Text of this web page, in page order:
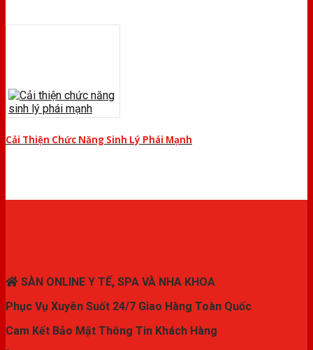
Cải Thiện Chức Năng Sinh Lý Phái Mạnh
SÀN ONLINE Y TẾ, SPA VÀ NHA KHOA
Phục Vụ Xuyên Suốt 24/7 Giao Hàng Toàn Quốc
Cam Kết Bảo Mật Thông Tin Khách Hàng